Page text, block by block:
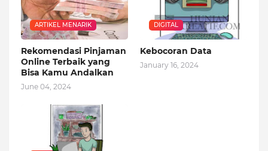
ARTIKEL MENARIK
Rekomendasi Pinjaman
Online Terbaik yang
Bisa Kamu Andalkan
June 04, 2024
DIGITAL
Kebocoran Data
January 16, 2024